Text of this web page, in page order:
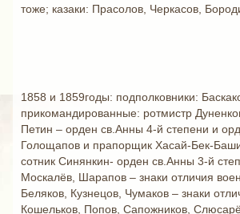
тоже; казаки: Прасолов, Черкасов,
1858 и 1859годы: подполковники:
прикомандированные: ротмистр
Петин – орден св.Анны 4-й степени и
Голощапов и прапорщик Хасай-Бек-
сотник Синянкин- орден св.Анны 3-й
Москалёв, Шарапов – знаки отличия
Беляков, Кузнецов, Чумаков – знаки
Кошельков, Попов, Сапожников,